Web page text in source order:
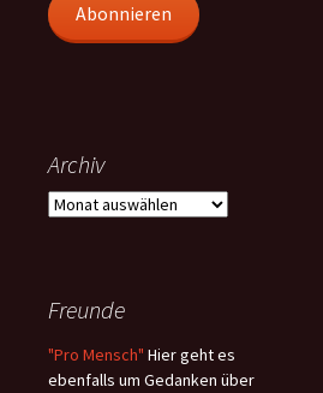
Abonnieren
Archiv
Archiv
Freunde
"Pro Mensch" Hier geht es
ebenfalls um Gedanken über